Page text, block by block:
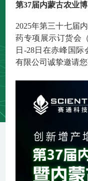
第37届内蒙古农业
2025年第三十七届
药专项展示订货会
日-28日在赤峰国际
有限公司诚挚邀请